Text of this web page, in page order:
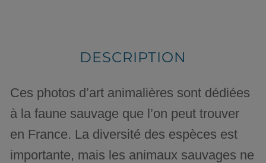
DESCRIPTION
Ces photos d’art animalières sont dédiées
à la faune sauvage que l’on peut trouver
en France. La diversité des espèces est
importante, mais les animaux sauvages ne